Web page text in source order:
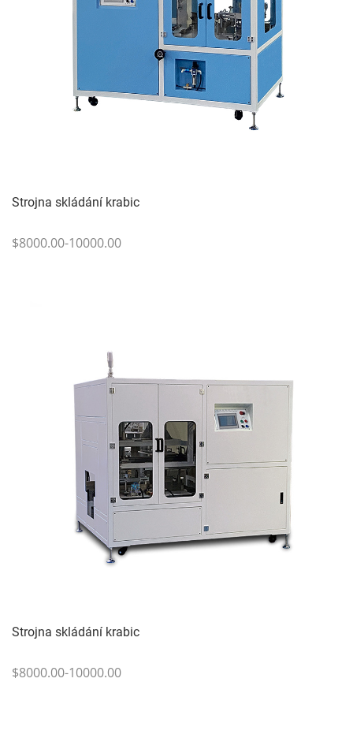
Strojna skládání krabic
$8000.00-10000.00
Strojna skládání krabic
$8000.00-10000.00